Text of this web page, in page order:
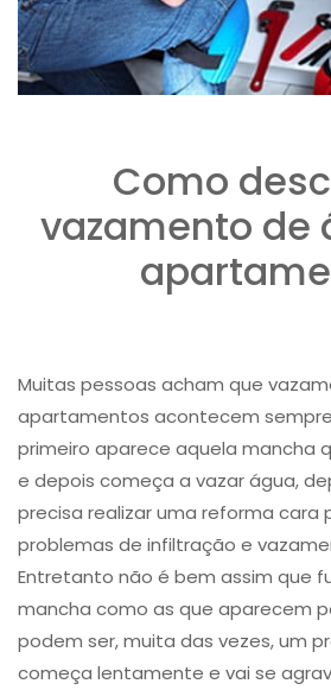
Como
vazamento de
Muitas pessoas acham que
apartamentos acontecem
primeiro aparece aquela mancha
e depois começa a vazar água,
precisa realizar uma reforma cara
problemas de infiltração e
Entretanto não é bem assim que
mancha como as que aparecem
podem ser, muita das vezes, um
começa lentamente e vai se